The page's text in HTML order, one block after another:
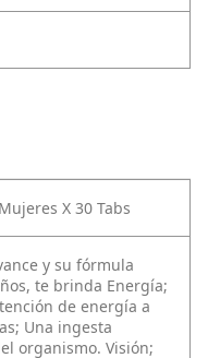
X 30 Tabs
y su fórmula
te brinda Energía;
de energía a
Una ingesta
organismo. Visión;